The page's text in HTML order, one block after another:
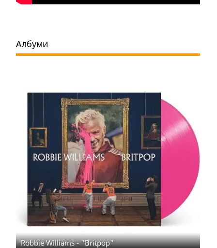
Албуми
Robbie Williams - "Britpop"